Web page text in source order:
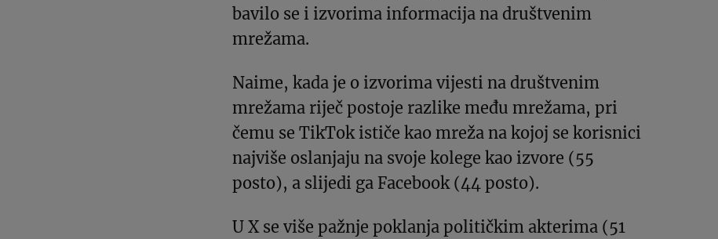
bavilo se i izvorima informacija na društvenim
mrežama.
Naime, kada je o izvorima vijesti na društvenim
mrežama riječ postoje razlike među mrežama, pri
čemu se TikTok ističe kao mreža na kojoj se korisnici
najviše oslanjaju na svoje kolege kao izvore (55
posto), a slijedi ga Facebook (44 posto).
U X se više pažnje poklanja političkim akterima (51